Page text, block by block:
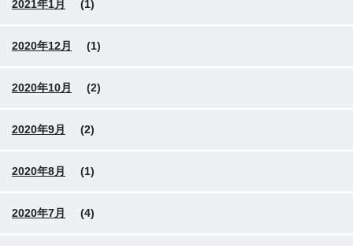
2021年1月 (1)
2020年12月 (1)
2020年10月 (2)
2020年9月 (2)
2020年8月 (1)
2020年7月 (4)